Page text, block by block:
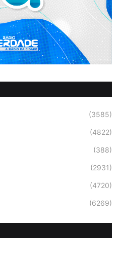
(3585)
(4822)
(388)
(2931)
(4720)
(6269)